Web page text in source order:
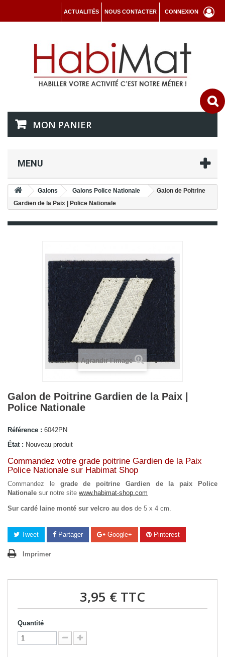
CONNEXION
NOUS CONTACTER
ACTUALITÉS
MON PANIER
MENU
Galons Galons Police Nationale
Galon de Poitrine
Gardien de la Paix | Police Nationale
Agrandir l'image
Galon de Poitrine Gardien de la Paix |
Police Nationale
Référence : 6042PN
État : Nouveau produit
Commandez votre grade poitrine Gardien de la Paix
Police Nationale sur Habimat Shop
Commandez le grade de poitrine Gardien de la paix Police
Nationale sur notre site www.habimat-shop.com
Sur cardé laine monté sur velcro au dos de 5 x 4 cm.
Tweet Partager Google+ Pinterest
Imprimer
3,95 € TTC
Quantité